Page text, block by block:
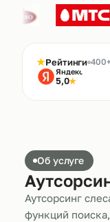
★Рейтинги
Яндекс
5,0★
Об услуге
Аутсорсинг
функций